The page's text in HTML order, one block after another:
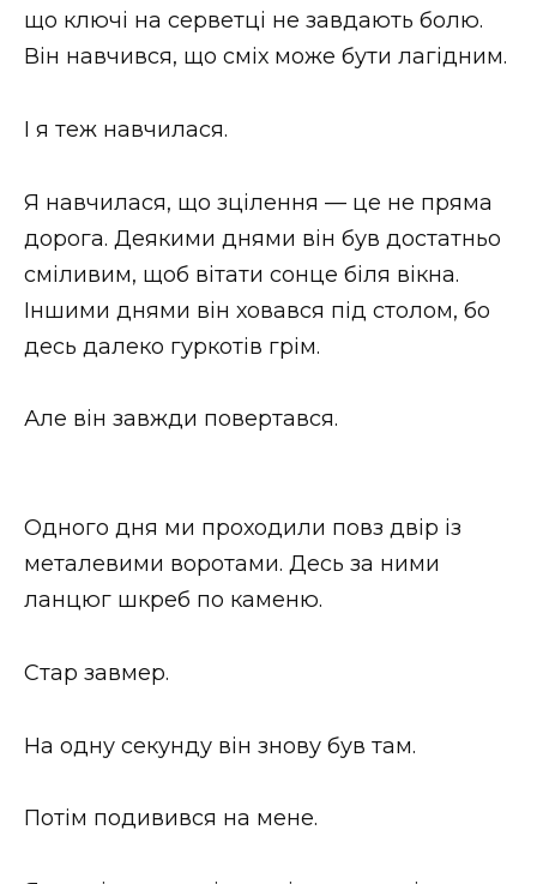
що ключі на серветці не завдають болю.
Він навчився, що сміх може бути лагідним.
І я теж навчилася.
Я навчилася, що зцілення — це не пряма
дорога. Деякими днями він був достатньо
сміливим, щоб вітати сонце біля вікна.
Іншими днями він ховався під столом, бо
десь далеко гуркотів грім.
Але він завжди повертався.
Одного дня ми проходили повз двір із
металевими воротами. Десь за ними
ланцюг шкреб по каменю.
Стар завмер.
На одну секунду він знову був там.
Потім подивився на мене.